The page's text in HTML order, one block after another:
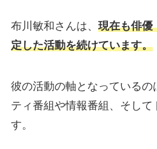
布川敏和さんは、 現在も俳優
定した活動を続けています。
彼の活動の軸となっているの
ティ番組や情報番組、そして
す。